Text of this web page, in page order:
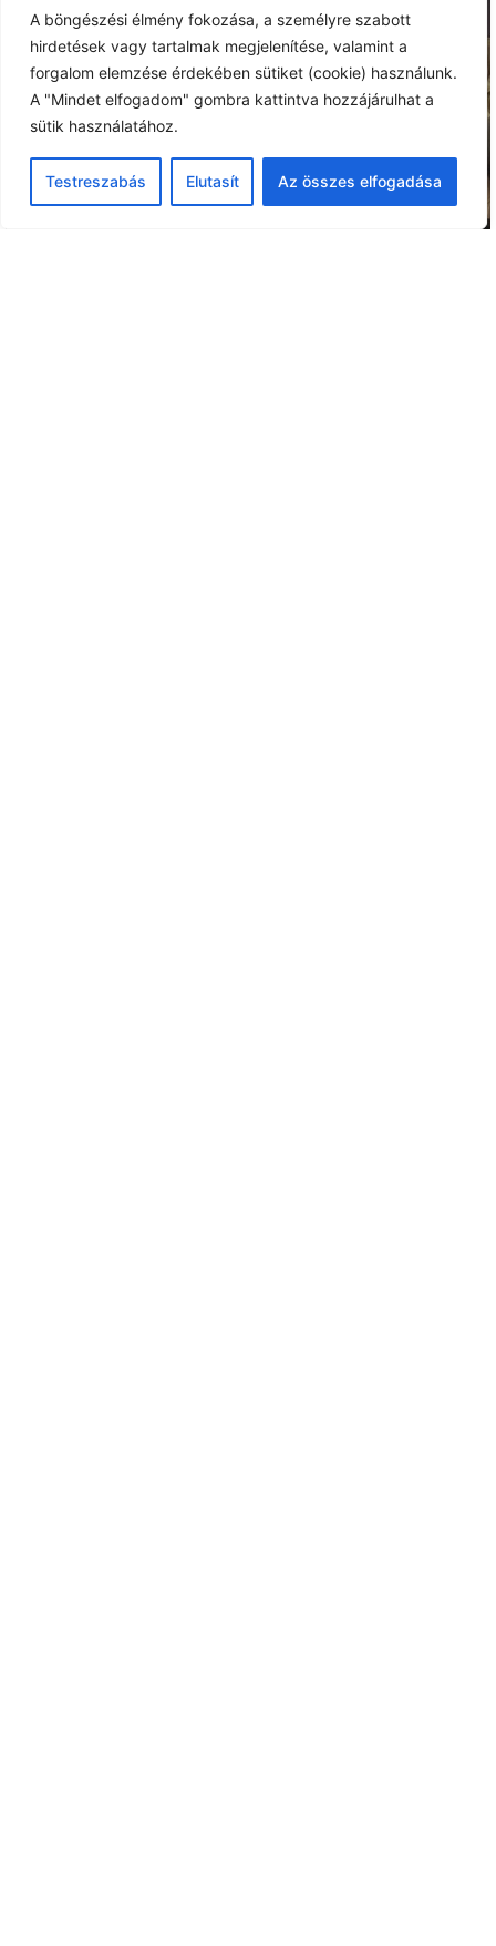
A böngészési élmény fokozása, a személyre szabott
hirdetések vagy tartalmak megjelenítése, valamint a
forgalom elemzése érdekében sütiket (cookie) használunk.
A "Mindet elfogadom" gombra kattintva hozzájárulhat a
sütik használatához.
Testreszabás Elutasít Az összes elfogadása
ELŐADÁSAINK